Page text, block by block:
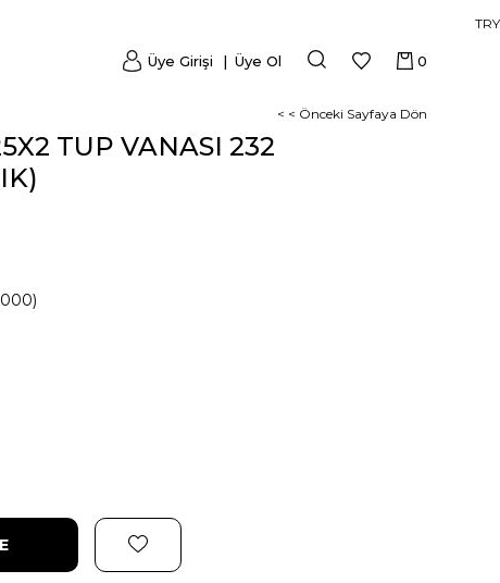
TRY
0
Üye Girişi Üye Ol
< < Önceki Sayfaya Dön
TUP VANASI 232